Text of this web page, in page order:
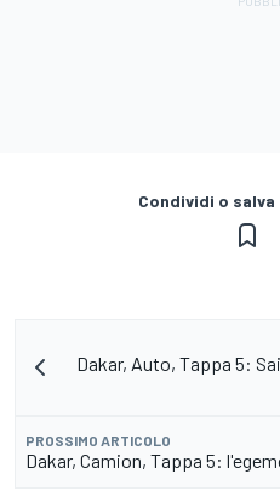
Condividi o
Dakar, Auto, Tappa 5:
PROSSIMO ARTICOLO
Dakar, Camion, Tappa 5: